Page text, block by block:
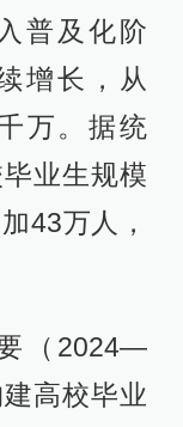
普及化阶
增长，从
万。据统
业生规模
43万人，
（2024—
高校毕业